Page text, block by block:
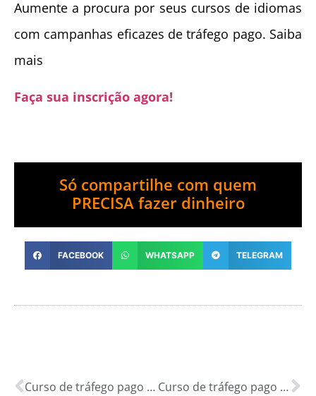
Aumente a procura por seus cursos de idiomas
com campanhas eficazes de tráfego pago. Saiba
mais
Faça sua inscrição agora!
Só compartilhe com quem
PRECISA fazer dinheiro
FACEBOOK WHATSAPP TELEGRAM
Curso de tráfego pago para lojas de instrumentos musicais: Atraia mais músicos para sua loja Curso de tráfego pago para lojas de produtos ecológicos: Atraia mais clientes para sua loja de produtos sustentáveis